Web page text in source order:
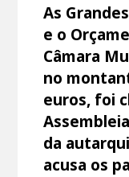
As
e o
Câmara
no
euros, foi
da
acusa os